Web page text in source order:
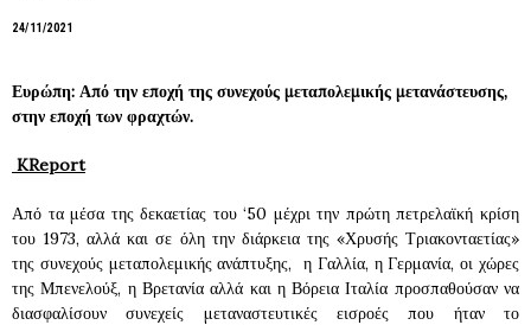
24/11/2021
Ευρώπη: Από την εποχή της συνεχούς μεταπολεμικής μετανάστευσης,
στην εποχή των φραχτών.
KReport
Από τα μέσα της δεκαετίας του ‘50 μέχρι την πρώτη πετρελαϊκή κρίση
του 1973, αλλά και σε όλη την διάρκεια της «Χρυσής Τριακονταετίας»
της συνεχούς μεταπολεμικής ανάπτυξης, η Γαλλία, η Γερμανία, οι χώρες
της Μπενελούξ, η Βρετανία αλλά και η Βόρεια Ιταλία προσπαθούσαν να
διασφαλίσουν συνεχείς μεταναστευτικές εισροές που ήταν το